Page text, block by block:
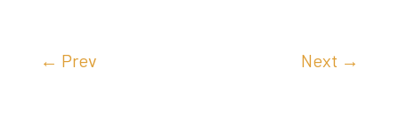
← Prev Next →